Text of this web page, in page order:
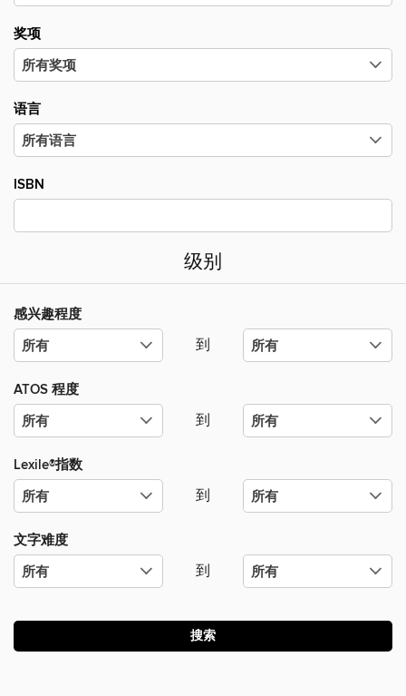
奖项
语言
ISBN
级别
感兴趣程度
到
ATOS 程度
到
Lexile®指数
到
文字难度
到
搜索